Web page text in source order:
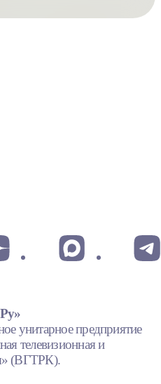
унитарное предприятие
телевизионная и
(ВГТРК).